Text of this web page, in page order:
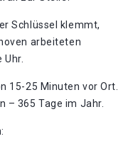
Schlüssel klemmt,
arbeiteten
15-25 Minuten vor Ort.
– 365 Tage im Jahr.